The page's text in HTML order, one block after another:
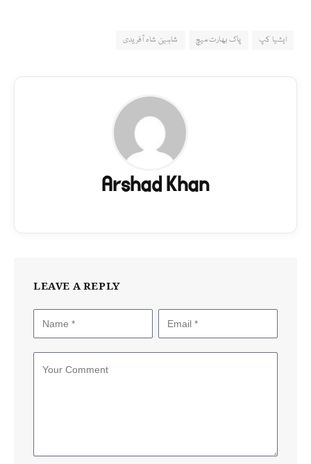
ایشیا کپ پاک بھارت میچ شاہین شاہ آفریدی
Arshad Khan
LEAVE A REPLY